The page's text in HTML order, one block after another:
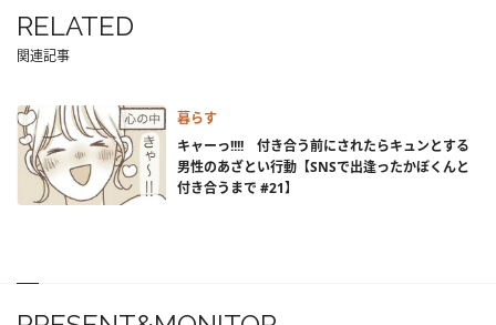
RELATED
関連記事
暮らす
キャーっ!!!! 付き合う前にされたらキュンとする
男性のあざとい行動【SNSで出逢ったかぼくんと
付き合うまで #21】